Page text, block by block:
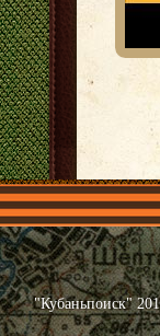
Главная
"Кубаньпоиск"